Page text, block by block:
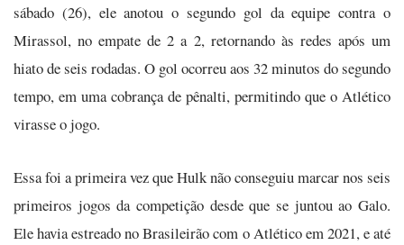
sábado (26), ele anotou o segundo gol da equipe contra o
Mirassol, no empate de 2 a 2, retornando às redes após um
hiato de seis rodadas. O gol ocorreu aos 32 minutos do segundo
tempo, em uma cobrança de pênalti, permitindo que o Atlético
virasse o jogo.
Essa foi a primeira vez que Hulk não conseguiu marcar nos seis
primeiros jogos da competição desde que se juntou ao Galo.
Ele havia estreado no Brasileirão com o Atlético em 2021, e até